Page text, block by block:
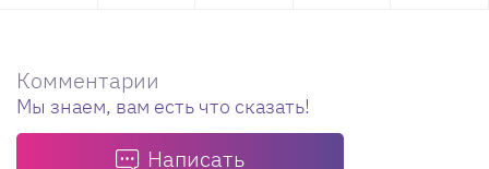
Комментарии
Мы знаем, вам есть что сказать!
Написать